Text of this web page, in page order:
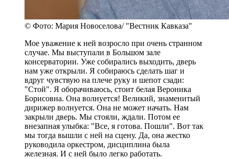
© Фото: Мария Новоселова/ "Вестник Кавказа"
Мое уважение к ней возросло при очень странном
случае. Мы выступали в Большом зале
консерватории. Уже собирались выходить, дверь
нам уже открыли. Я собираюсь сделать шаг и
вдруг чувствую на плече руку и шепот сзади:
"Стой". Я оборачиваюсь, стоит белая Вероника
Борисовна. Она волнуется! Великий, знаменитый
дирижер волнуется. Она не может начать. Нам
закрыли дверь. Мы стояли, ждали. Потом ее
внезапная улыбка: "Все, я готова. Пошли". Вот так
мы тогда вышли с ней на сцену. Да, она жестко
руководила оркестром, дисциплина была
железная. И с ней было легко работать.